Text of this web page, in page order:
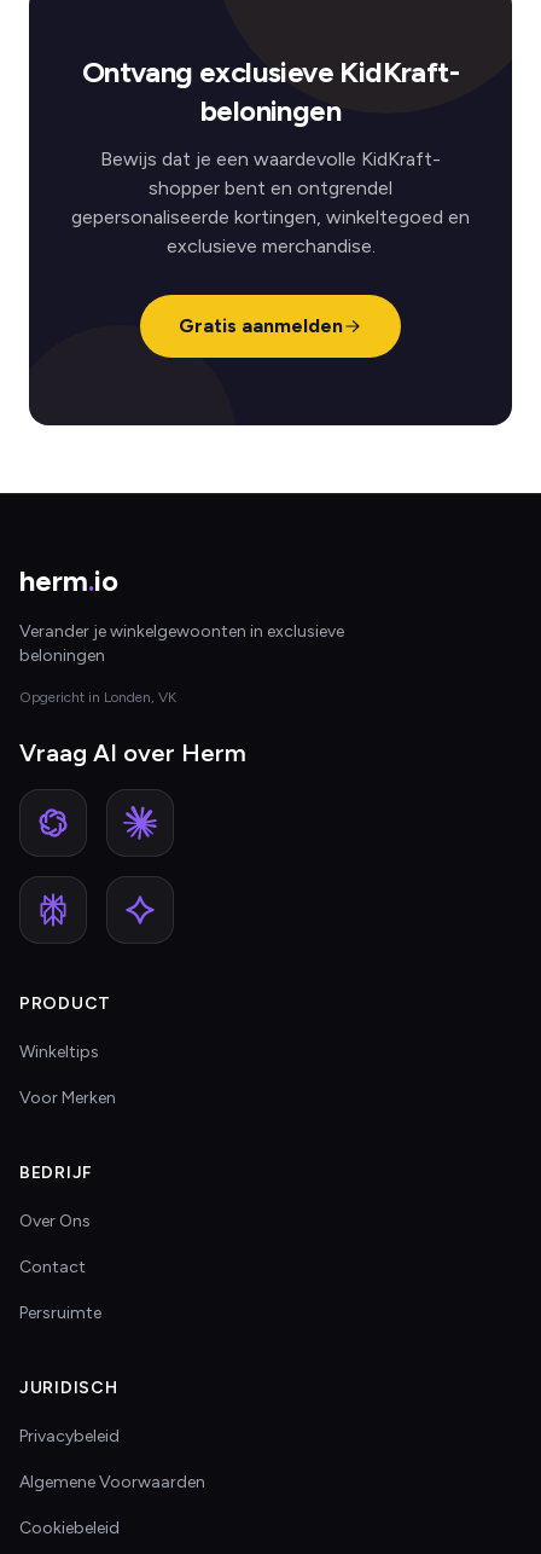
Ontvang exclusieve KidKraft-
beloningen
Bewijs dat je een waardevolle KidKraft-
shopper bent en ontgrendel
gepersonaliseerde kortingen, winkeltegoed en
exclusieve merchandise.
Gratis aanmelden
herm.io
Verander je winkelgewoonten in exclusieve
beloningen
Opgericht in Londen, VK
Vraag AI over Herm
PRODUCT
Winkeltips
Voor Merken
BEDRIJF
Over Ons
Contact
Persruimte
JURIDISCH
Privacybeleid
Algemene Voorwaarden
Cookiebeleid